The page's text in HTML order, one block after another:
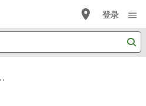
登录